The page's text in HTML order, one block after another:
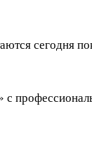
сегодня